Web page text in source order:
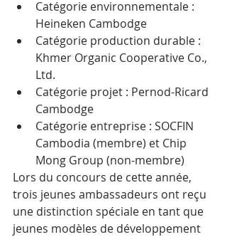
Catégorie environnementale :
Heineken Cambodge
Catégorie production durable :
Khmer Organic Cooperative Co.,
Ltd.
Catégorie projet : Pernod-Ricard
Cambodge
Catégorie entreprise : SOCFIN
Cambodia (membre) et Chip
Mong Group (non-membre)
Lors du concours de cette année,
trois jeunes ambassadeurs ont reçu
une distinction spéciale en tant que
jeunes modèles de développement